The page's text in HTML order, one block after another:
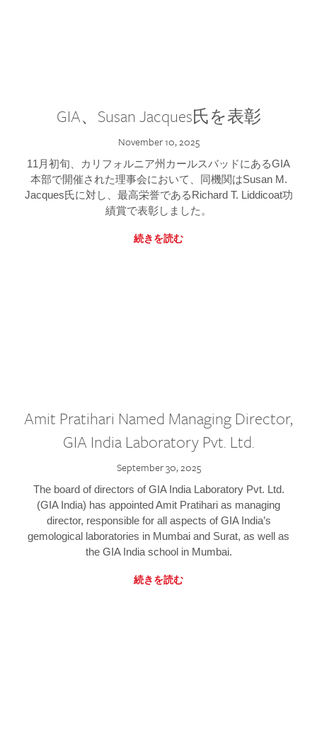
GIA、Susan Jacques氏を表彰
November 10, 2025
11月初旬、カリフォルニア州カールスバッドにあるGIA
本部で開催された理事会において、同機関はSusan M.
Jacques氏に対し、最高栄誉であるRichard T. Liddicoat功
績賞で表彰しました。
続きを読む
Amit Pratihari Named Managing Director,
GIA India Laboratory Pvt. Ltd.
September 30, 2025
The board of directors of GIA India Laboratory Pvt. Ltd.
(GIA India) has appointed Amit Pratihari as managing
director, responsible for all aspects of GIA India’s
gemological laboratories in Mumbai and Surat, as well as
the GIA India school in Mumbai.
続きを読む